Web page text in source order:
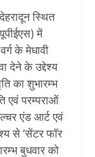
स्थित
में
के मेधावी
देने के उद्देश्य
का शुभारम्भ
एवं परम्पराओं
एंड आर्ट एवं
से ‘सेंटर फॉर
बुधवार को